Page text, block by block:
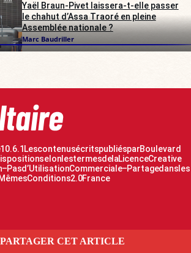
Yaël Braun-Pivet laissera-t-elle passer
le chahut d’Assa Traoré en pleine
Assemblée nationale ?
Marc Baudriller
Les contenus écrits publiés par Boulevard
selon les termes de la Licence Creative
Pas d’Utilisation Commerciale – Partage dans les
Mêmes Conditions 2.0 France
PARTAGER CET ARTICLE